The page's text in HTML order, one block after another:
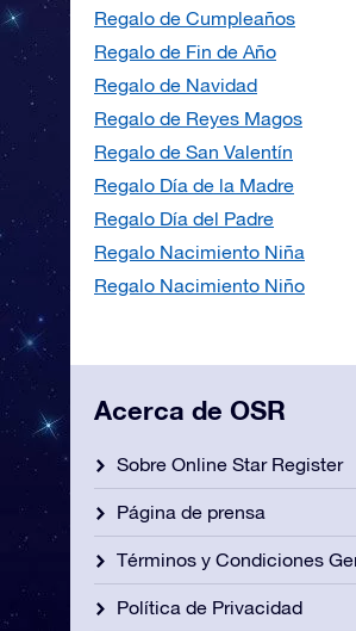
Regalo de Cumpleaños
Regalo de Fin de Año
Regalo de Navidad
Regalo de Reyes Magos
Regalo de San Valentín
Regalo Día de la Madre
Regalo Día del Padre
Regalo Nacimiento Niña
Regalo Nacimiento Niño
Acerca de OSR
Sobre Online Star Register
Página de prensa
Términos y Condiciones
Política de Privacidad